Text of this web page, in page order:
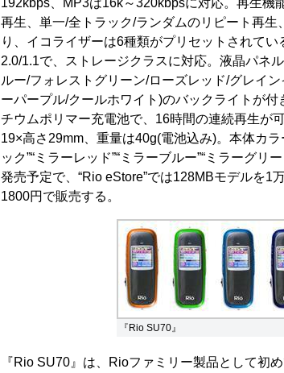
再生、単一/全トラック/ランダムのリピート再
り、イコライザーは6種類がプリセットされて
2.0/1.1で、ストレージクラスに対応。液晶パネ
ルー/フォレストグリーン/ローズレッド/グレイ
ーパープル/クールホワイト)のバックライトが付
チウムポリマー充電池で、16時間の連続再生が
19×高さ29mm、重量は40g(電池込み)。本体カラ
ック”“ミラーレッド”“ミラーブルー”“ミラーグリ
発売予定で、“Rio eStore”では128MBモデルを1
1800円で販売する。
『Rio SU70』
『Rio SU70』は、Rioファミリー製品として初